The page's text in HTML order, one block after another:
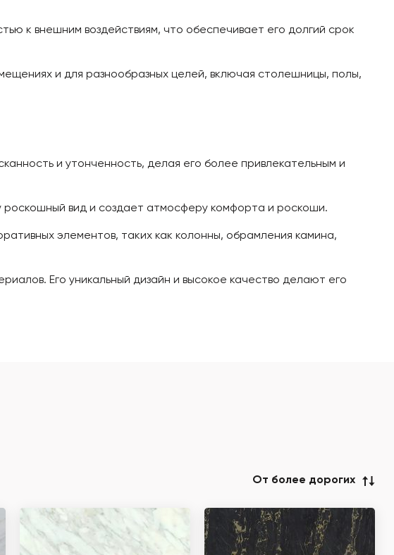
к внешним воздействиям, что обеспечивает его долгий срок
и для разнообразных целей, включая столешницы, полы,
и утонченность, делая его более привлекательным и
роскошный вид и создает атмосферу комфорта и роскоши.
элементов, таких как колонны, обрамления камина,
Его уникальный дизайн и высокое качество делают его
От более дорогих